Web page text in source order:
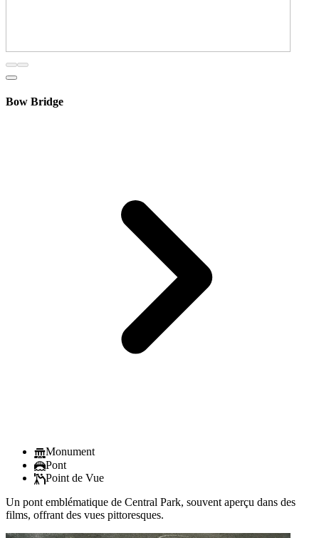
Bow Bridge
Monument
Pont
Point de Vue
Un pont emblématique de Central Park, souvent aperçu dans des
films, offrant des vues pittoresques.